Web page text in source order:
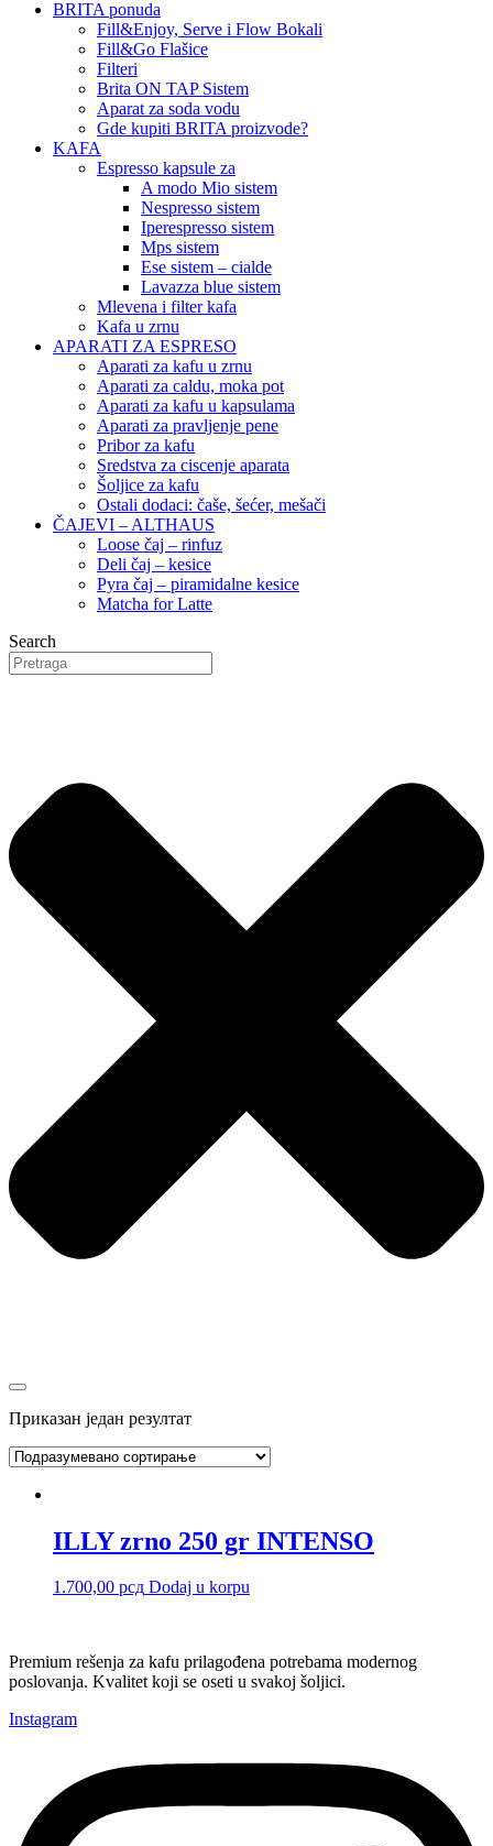
BRITA ponuda
Fill&Enjoy, Serve i Flow Bokali
Fill&Go Flašice
Filteri
Brita ON TAP Sistem
Aparat za soda vodu
Gde kupiti BRITA proizvode?
KAFA
Espresso kapsule za
A modo Mio sistem
Nespresso sistem
Iperespresso sistem
Mps sistem
Ese sistem – cialde
Lavazza blue sistem
Mlevena i filter kafa
Kafa u zrnu
APARATI ZA ESPRESO
Aparati za kafu u zrnu
Aparati za caldu, moka pot
Aparati za kafu u kapsulama
Aparati za pravljenje pene
Pribor za kafu
Sredstva za ciscenje aparata
Šoljice za kafu
Ostali dodaci: čaše, šećer, mešači
ČAJEVI – ALTHAUS
Loose čaj – rinfuz
Deli čaj – kesice
Pyra čaj – piramidalne kesice
Matcha for Latte
Search
Приказан један резултат
ILLY zrno 250 gr INTENSO
1.700,00 рсд Dodaj u korpu
Premium rešenja za kafu prilagođena potrebama modernog
poslovanja. Kvalitet koji se oseti u svakoj šoljici.
Instagram